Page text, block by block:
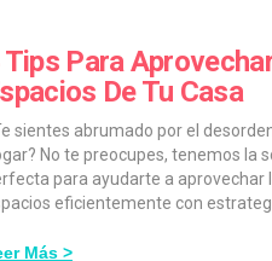
Tips Para
De Tu Casa
sientes abrumado por el
No te preocupes, tenemos la
para ayudarte a aprovechar
eficientemente con
Más >